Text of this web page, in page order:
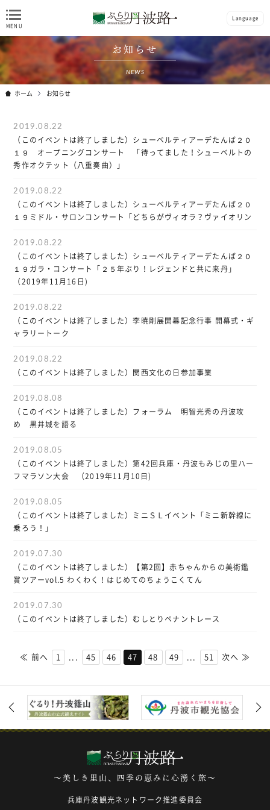
Language
お知らせ
NEWS
ホーム お知らせ
2019.08.22
（このイベントは終了しました）シューベルティアーデたんば２０
１９ オープニングコンサート 「待ってました！シューベルトの
秀作オクテット（八重奏曲）」
2019.08.22
（このイベントは終了しました）シューベルティアーデたんば２０
１９ミドル・サロンコンサート「どちらがヴィオラ？ヴァイオリン
2019.08.22
（このイベントは終了しました）シューベルティアーデたんば２０
１９ガラ・コンサート「２５年ぶり！レジェンドと共に来丹」
（2019年11月16日)
2019.08.22
（このイベントは終了しました）李暁剛展開幕記念行事 開幕式・ギ
ャラリートーク
2019.08.22
（このイベントは終了しました）関西文化の日参加事業
2019.08.08
（このイベントは終了しました）フォーラム 明智光秀の丹波攻
め 黒井城を語る
2019.08.05
（このイベントは終了しました）第42回兵庫・丹波もみじの里ハー
フマラソン大会 （2019年11月10日)
2019.08.05
（このイベントは終了しました）ミニＳＬイベント「ミニ新幹線に
乗ろう！」
2019.07.30
（このイベントは終了しました）【第2回】赤ちゃんからの美術鑑
賞ツアーvol.5 わくわく！はじめてのちょうこくてん
2019.07.30
（このイベントは終了しました）むしとりペナントレース
≪ 前へ 1 45 46 47 48 49 51 次へ ≫
～美しき里山、四季の恵みに心湧く旅～
兵庫丹波観光ネットワーク推進委員会